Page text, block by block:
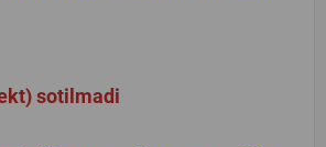
sotilmadi